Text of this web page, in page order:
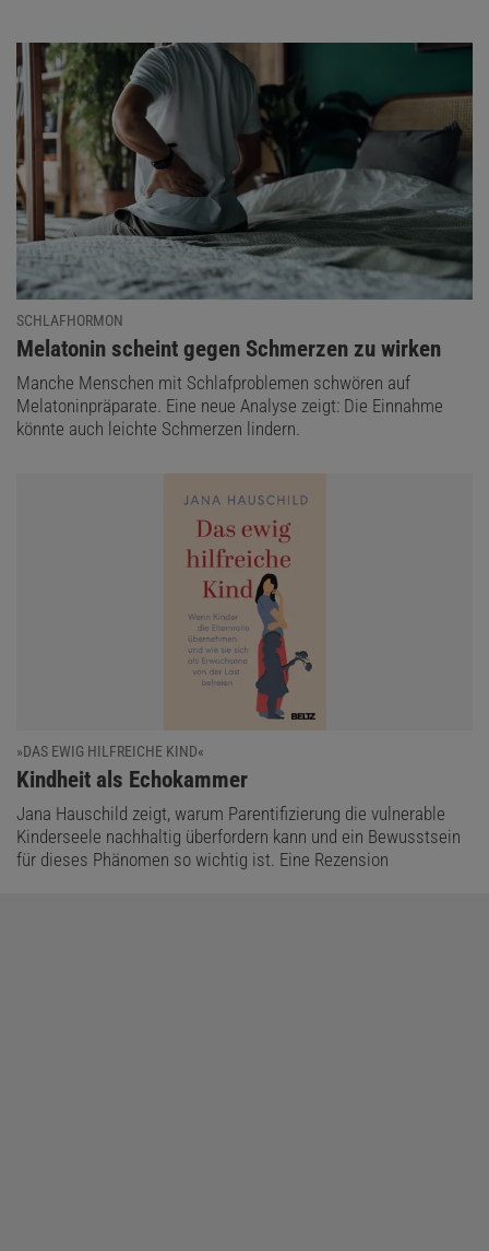
SCHLAFHORMON
:
Melatonin scheint gegen Schmerzen zu wirken
Manche Menschen mit Schlafproblemen schwören auf
Melatoninpräparate. Eine neue Analyse zeigt: Die Einnahme
könnte auch leichte Schmerzen lindern.
»DAS EWIG HILFREICHE KIND«
:
Kindheit als Echokammer
Jana Hauschild zeigt, warum Parentifizierung die vulnerable
Kinderseele nachhaltig überfordern kann und ein Bewusstsein
für dieses Phänomen so wichtig ist. Eine Rezension